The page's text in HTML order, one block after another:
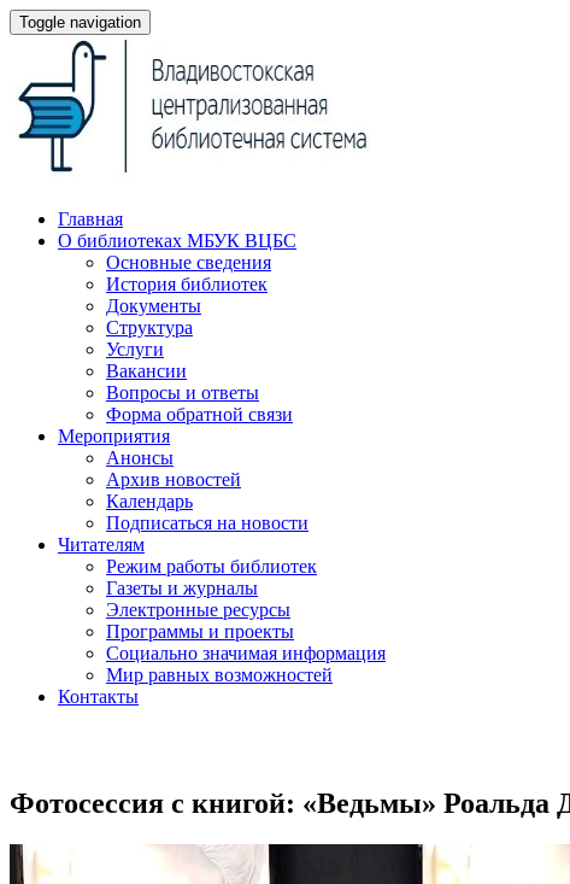
Toggle navigation
Главная
О библиотеках МБУК ВЦБС
Основные сведения
История библиотек
Документы
Структура
Услуги
Вакансии
Вопросы и ответы
Форма обратной связи
Мероприятия
Анонсы
Архив новостей
Календарь
Подписаться на новости
Читателям
Режим работы библиотек
Газеты и журналы
Электронные ресурсы
Программы и проекты
Социально значимая информация
Мир равных возможностей
Контакты
Фотосессия с книгой: «Ведьмы» Роальда